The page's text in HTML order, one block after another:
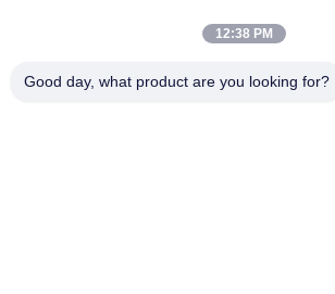
12:38 PM
Good day, what product are you looking for?